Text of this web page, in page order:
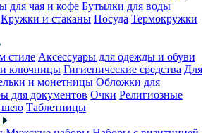
для чая и кофе Бутылки для воды
Кружки и стаканы Посуда Термокружки
стиле Аксессуары для одежды и обуви
ключницы Гигиенические средства Для
и монетницы Обложки для
для документов Очки Религиозные
шею Таблетницы